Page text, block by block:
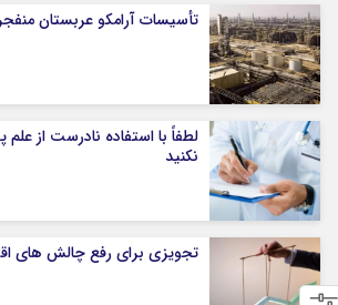
تأسیسات آرامکو عربستان
لطفاً با استفاده نادرست از علم
نکنید
تجویزی برای رفع چالش های